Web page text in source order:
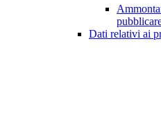
Dati relativi ai